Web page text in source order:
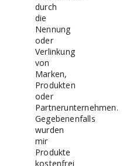
durch
die
Nennung
oder
Verlinkung
von
Marken,
Produkten
oder
Partnerunternehmen.
Gegebenenfalls
wurden
mir
Produkte
kostenfrei